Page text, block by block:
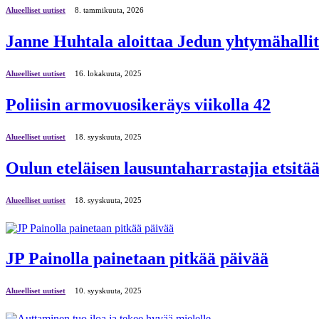
Alueelliset uutiset 8. tammikuuta, 2026
Janne Huhtala aloittaa Jedun
Alueelliset uutiset 16. lokakuuta, 2025
Poliisin armovuosikeräys viikolla 42
Alueelliset uutiset 18. syyskuuta, 2025
Oulun eteläisen lausuntaharrastajia
Alueelliset uutiset 18. syyskuuta, 2025
JP Painolla painetaan pitkää päivää
Alueelliset uutiset 10. syyskuuta, 2025